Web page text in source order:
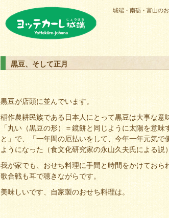
城端・南砺・富山の
黒豆、そして正月
黒豆が店頭に並んでいます。
稲作農耕民族である日本人にとって黒豆は大事な意
「丸い（黒豆の形）＝鏡餅と同じように太陽を意
と」で、「一年間の厄払いをして、今年一年元気
ようになった（食文化研究家の永山久夫氏による説
我が家でも、おせち料理に手間と時間をかけてお
歌合戦も耳で聴きながらです。
美味しいです 、自家製のおせち料理は。